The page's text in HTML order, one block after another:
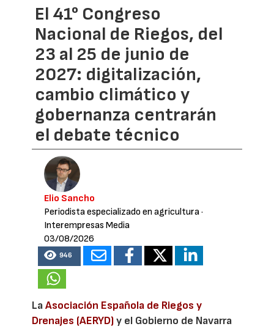
El 41° Congreso
Nacional de Riegos, del
23 al 25 de junio de
2027: digitalización,
cambio climático y
gobernanza centrarán
el debate técnico
Elio Sancho
Periodista especializado en agricultura·
Interempresas Media
03/08/2026
946
LaAsociación Española de Riegos y
Drenajes (AERYD)y el Gobierno de Navarra